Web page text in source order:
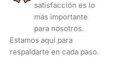
satisfacción es lo
más importante
para nosotros.
Estamos aquí para
respaldarte en cada paso.